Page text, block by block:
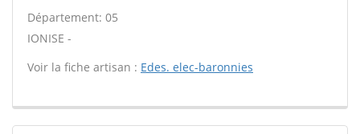
Département: 05
IONISE -
Voir la fiche artisan : Edes. elec-baronnies